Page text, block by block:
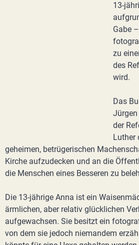
13-
Gabe
zu
des
wird.
Das
Jürgen
der
Luther
geheimen, betrügerischen
Kirche aufzudecken und an die
die Menschen eines Besseren zu
Die 13-jährige Anna ist ein
ärmlichen, aber relativ glücklichen
aufgewachsen. Sie besitzt ein
von dem sie jedoch niemandem